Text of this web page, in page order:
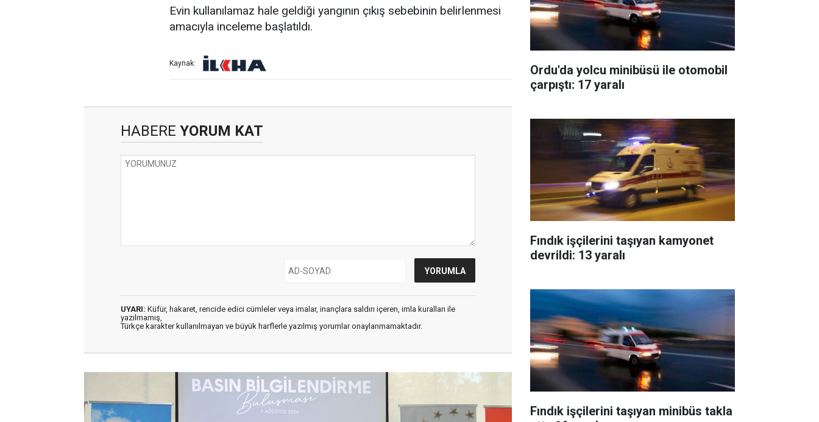
Evin kullanılamaz hale geldiği yangının çıkış sebebinin belirlenmesi
amacıyla inceleme başlatıldı.
Kaynak:
HABERE YORUM KAT
UYARI: Küfür, hakaret, rencide edici cümleler veya imalar, inançlara saldırı içeren, imla kuralları ile
yazılmamış,
Türkçe karakter kullanılmayan ve büyük harflerle yazılmış yorumlar onaylanmamaktadır.
Ordu'da yolcu minibüsü ile otomobil
çarpıştı: 17 yaralı
Fındık işçilerini taşıyan kamyonet
devrildi: 13 yaralı
Fındık işçilerini taşıyan minibüs takla